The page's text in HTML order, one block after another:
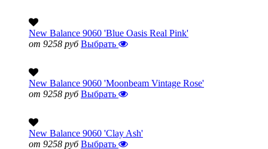
New Balance 9060 'Blue Oasis Real Pink'
от 9258 руб Выбрать
New Balance 9060 'Moonbeam Vintage Rose'
от 9258 руб Выбрать
New Balance 9060 'Clay Ash'
от 9258 руб Выбрать